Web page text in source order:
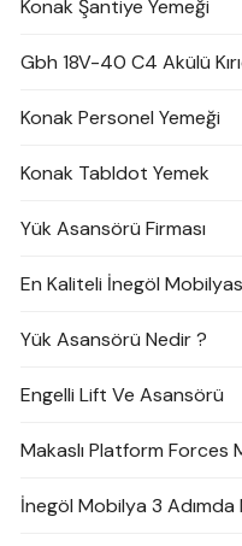
Konak Şantiye Yemeği
Gbh 18V-40 C4 Akülü
Konak Personel Yemeği
Konak Tabldot Yemek
Yük Asansörü Firması
En Kaliteli İnegöl
Yük Asansörü Nedir ?
Engelli Lift Ve Asansörü
Makaslı Platform Forces
İnegöl Mobilya 3 Adımda